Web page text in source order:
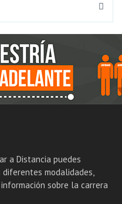
a Distancia puedes
modalidades,
sobre la carrera